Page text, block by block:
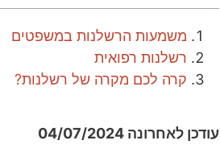
משמעות הרשלנות במשפטים
רשלנות רפואית
קרה לכם מקרה של רשלנות?
עודכן לאחרונה 04/07/2024